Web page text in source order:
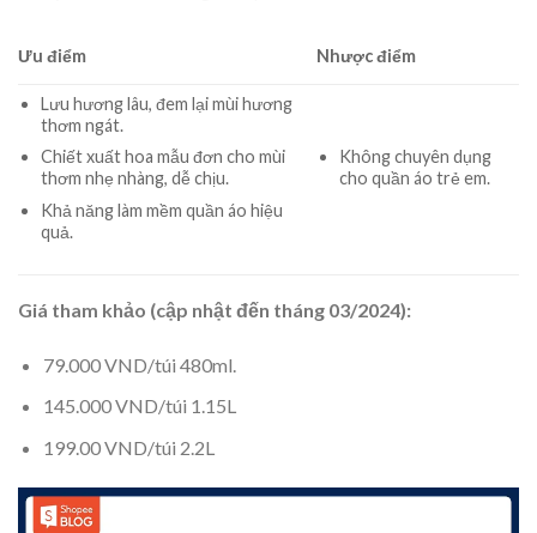
Ưu điểm Nhược điểm
Lưu hương lâu, đem lại mùi hương
thơm ngát.
Chiết xuất hoa mẫu đơn cho mùi
thơm nhẹ nhàng, dễ chịu.
Khả năng làm mềm quần áo hiệu
quả.
Không chuyên dụng
cho quần áo trẻ em.
Giá tham khảo (cập nhật đến tháng 03/2024):
79.000 VND/túi 480ml.
145.000 VND/túi 1.15L
199.00 VND/túi 2.2L